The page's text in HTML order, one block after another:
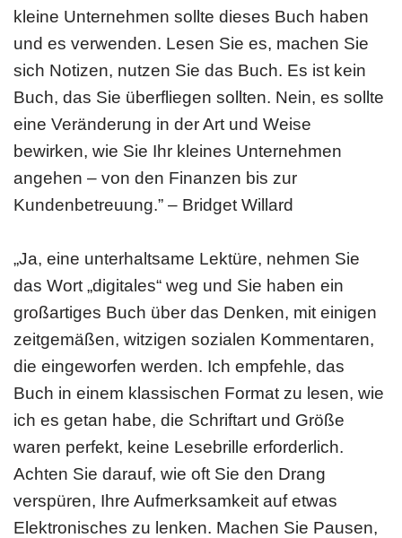
kleine Unternehmen sollte dieses Buch haben
und es verwenden. Lesen Sie es, machen Sie
sich Notizen, nutzen Sie das Buch. Es ist kein
Buch, das Sie überfliegen sollten. Nein, es sollte
eine Veränderung in der Art und Weise
bewirken, wie Sie Ihr kleines Unternehmen
angehen – von den Finanzen bis zur
Kundenbetreuung.” – Bridget Willard
„Ja, eine unterhaltsame Lektüre, nehmen Sie
das Wort „digitales“ weg und Sie haben ein
großartiges Buch über das Denken, mit einigen
zeitgemäßen, witzigen sozialen Kommentaren,
die eingeworfen werden. Ich empfehle, das
Buch in einem klassischen Format zu lesen, wie
ich es getan habe, die Schriftart und Größe
waren perfekt, keine Lesebrille erforderlich.
Achten Sie darauf, wie oft Sie den Drang
verspüren, Ihre Aufmerksamkeit auf etwas
Elektronisches zu lenken. Machen Sie Pausen,